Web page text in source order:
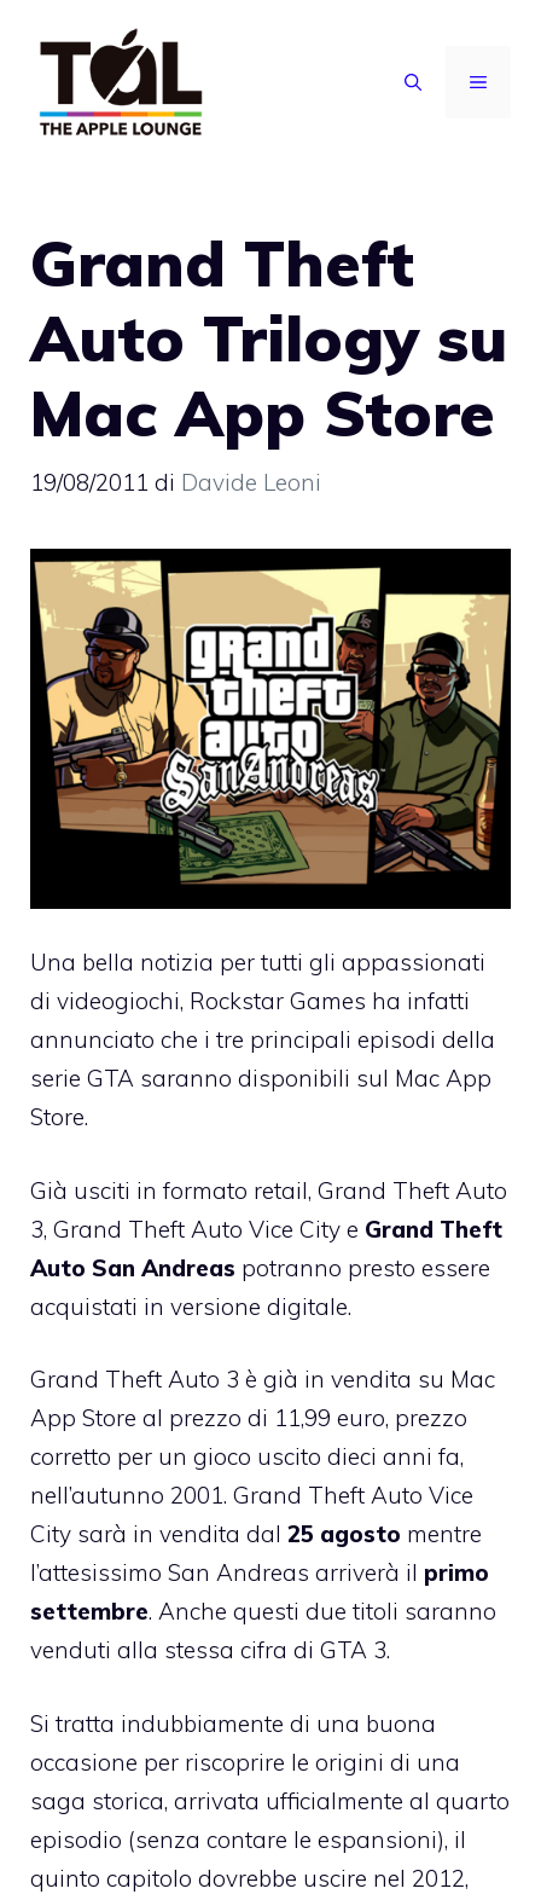
contenuto
MENU
Grand Theft
Auto Trilogy su
Mac App Store
19/08/2011 di Davide Leoni
Una bella notizia per tutti gli appassionati
di videogiochi, Rockstar Games ha infatti
annunciato che i tre principali episodi della
serie GTA saranno disponibili sul Mac App
Store.
Già usciti in formato retail, Grand Theft Auto
3, Grand Theft Auto Vice City e Grand Theft
Auto San Andreas potranno presto essere
acquistati in versione digitale.
Grand Theft Auto 3 è già in vendita su Mac
App Store al prezzo di 11,99 euro, prezzo
corretto per un gioco uscito dieci anni fa,
nell’autunno 2001. Grand Theft Auto Vice
City sarà in vendita dal 25 agosto mentre
l’attesissimo San Andreas arriverà il primo
settembre. Anche questi due titoli saranno
venduti alla stessa cifra di GTA 3.
Si tratta indubbiamente di una buona
occasione per riscoprire le origini di una
saga storica, arrivata ufficialmente al quarto
episodio (senza contare le espansioni), il
quinto capitolo dovrebbe uscire nel 2012,